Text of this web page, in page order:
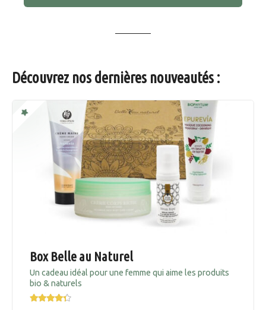
Découvrez nos dernières nouveautés :
Box Belle au Naturel
Un cadeau idéal pour une femme qui aime les produits
bio & naturels